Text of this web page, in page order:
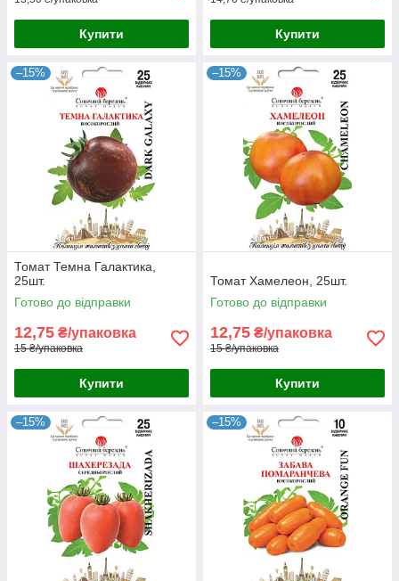
Купити Купити
–15%
Томат Темна Галактика,
25шт.
Готово до відправки
12,75 ₴/упаковка
15 ₴/упаковка
Купити
–15%
Томат Хамелеон, 25шт.
Готово до відправки
12,75 ₴/упаковка
15 ₴/упаковка
Купити
–15% –15%